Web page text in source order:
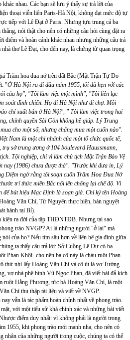
nhau. Các bạn sẽ lưu ý thấy sự trả lời của
thoại viễn liên Paris-Hà Nội, không đạt mức độ tự
tiếp với Lê Đạt ở Paris. Nhưng tựu trung cả ba
nói thật cho nên có những câu hỏi cùng đặt ra
điểm và hoàn cảnh khác nhau nhưng những câu trả
thơ Lê Đạt, cho đến nay, là chứng từ quan trọng
Trăm hoa đua nở trên đất Bắc (Mặt Trận Tự Do
"Ở Hà Nội ra đi đầu năm 1955, tôi đã hẹn với các
của họ", "Tôi làm việc một mình", "Tôi liên lạc
soát đình chiến. Họ đi Hà Nội như đi chợ. Mỗi
chí xuất bản ở Hà Nội", " Tôi làm việc trong hai
chính quyền Sài Gòn không hề giúp. Lý Trung
cho một số, nhưng chẳng mua một cuốn nào".
Nam là một chi nhánh của một tổ chức quốc tế,
sở trung ương ở 104 boulevard Haussmann,
Tội nghiệp, chỉ vì làm chủ tịch Mặt Trận Bảo Vệ
nay (1986) chưa được thả". "Trước khi đưa in, Lý
Diệm ngờ rằng tôi soạn cuốn Trăm Hoa Đua Nở
trí thức miền Bắc nổi lên chống lại chế độ. Vì
để bút hiệu Mạc Định là soạn giả. Chỉ ký tên Hoàng
Văn Chí, Từ Nguyên thực hiện, bán nguyệt
hành tại Bỉ).
kiện ra đời của tập THĐNTĐB. Nhưng tại sao
trào NVGP? Ai là những người "ở lại" mà
của họ? Nếu tìm sâu hơn về liên hệ gia đình giữa
ta thấy câu trả lời: Sở Cuồng Lê Dư có ba
Phan Khôi- cho nên ba cô này là cháu ruột Phan
thứ nhì lấy Hoàng Văn Chí và cô út là vợ Tướng
vợ nhà phê bình Vũ Ngọc Phan, đã viết bài đả kích
ruột Hằng Phương, tức bà Hoàng Văn Chí, là một
Chí thu thập tài liệu và viết về NVGP.
vẫn là tác phẩm hoàn chỉnh nhất về phong trào.
với một tiểu sử khá chính xác và những bài viết
điểm duy nhất: vì không phải là người trong
1955, khi phong trào mới manh nha, cho nên có
nhân của những người trong cuộc, chúng ta có thể